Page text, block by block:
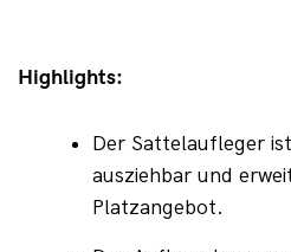
Highlights:
Der Sattelaufleger
ausziehbar und
Platzangebot.